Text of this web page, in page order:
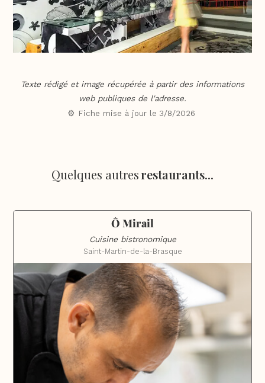
Texte rédigé et image récupérée à partir des informations
web publiques de l'adresse.
⚙️ Fiche mise à jour le 3/8/2026
Quelques autresrestaurants...
Ô Mirail
Cuisine bistronomique
Saint-Martin-de-la-Brasque